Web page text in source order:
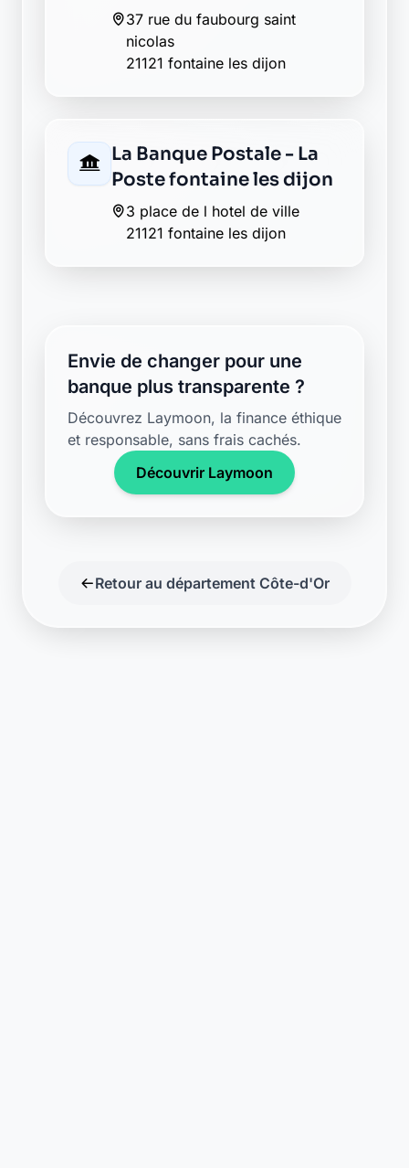
37 rue du faubourg saint
nicolas
21121 fontaine les dijon
La Banque Postale - La
Poste fontaine les dijon
3 place de l hotel de ville
21121 fontaine les dijon
Envie de changer pour une
banque plus transparente ?
Découvrez Laymoon, la finance éthique
et responsable, sans frais cachés.
Découvrir Laymoon
Retour au département Côte-d'Or